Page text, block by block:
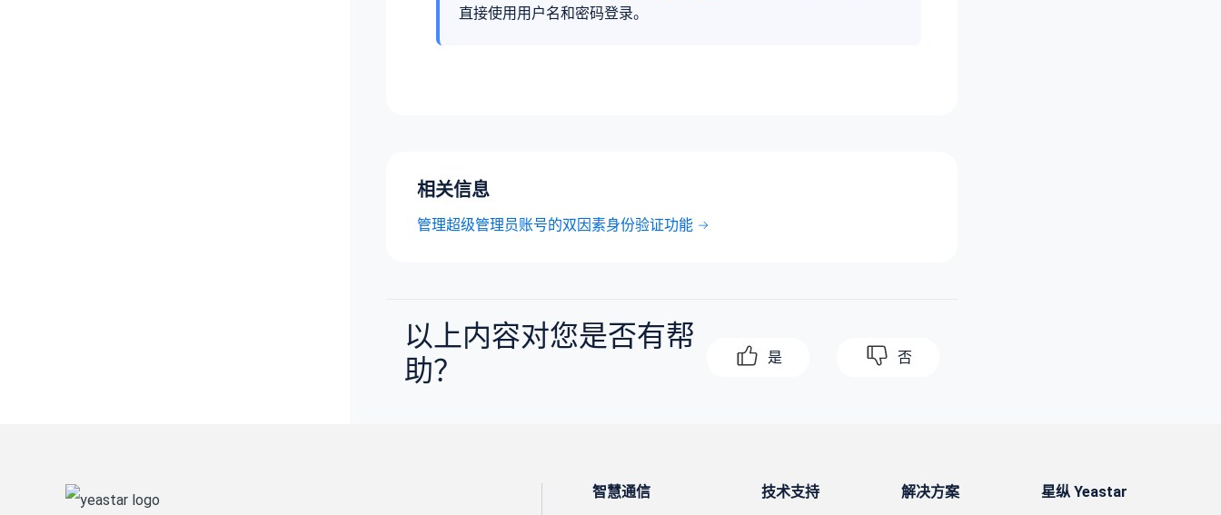
直接使用用户名和密码登录。
相关信息
管理超级管理员账号的双因素身份验证功能
以上内容对您是否有帮
助？
是 否
智慧通信 技术支持 解决方案 星纵 Yeastar